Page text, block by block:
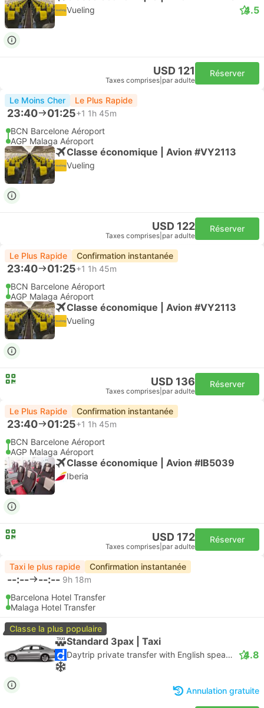
Vueling 4.5
USD 121
Taxes comprises par adulte
Réserver
Le Moins Cher Le Plus Rapide
23:40 01:25+1 1h 45m
BCN Barcelone Aéroport
AGP Malaga Aéroport
Classe économique | Avion #VY2113
Vueling
USD 122
Taxes comprises par adulte
Réserver
Le Plus Rapide Confirmation instantanée
23:40 01:25+1 1h 45m
BCN Barcelone Aéroport
AGP Malaga Aéroport
Classe économique | Avion #VY2113
Vueling
USD 136
Taxes comprises par adulte
Réserver
Le Plus Rapide Confirmation instantanée
23:40 01:25+1 1h 45m
BCN Barcelone Aéroport
AGP Malaga Aéroport
Classe économique | Avion #IB5039
Iberia
USD 172
Taxes comprises par adulte
Réserver
Taxi le plus rapide Confirmation instantanée
--:-- --:-- 9h 18m
Barcelona Hotel Transfer
Malaga Hotel Transfer
Classe la plus populaire
Standard 3pax | Taxi
Daytrip private transfer with English speaking driver 4.8
Annulation gratuite